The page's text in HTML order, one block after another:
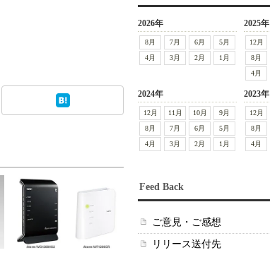
2026年
8月 7月 6月
5月
4月
3月 2月 1月
2025年
12月
8月
4月
2024年
12月 11月 10月
9月
8月
7月 6月
5月
4月
3月 2月 1月
2023年
12月
8月
4月
Feed Back
ご意見・ご感想
リリース送付先